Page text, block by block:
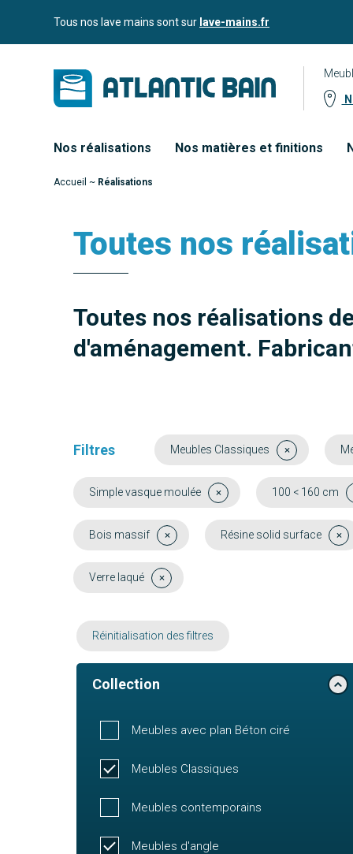
Aller auTous nos lave mains sont sur lave-mains.fr
Nos réalisations Nos matières et finitions
Accueil ~ Réalisations
Toutes nos
Toutes nos réalisations
d'aménagement.
Filtres Meubles Classiques
Simple vasque moulée 100 < 160 cm
Bois massif Résine solid surface
Verre laqué
Réinitialisation des filtres
Collection
Meubles avec plan Béton ciré
Meubles Classiques
Meubles contemporains
Meubles d'angle